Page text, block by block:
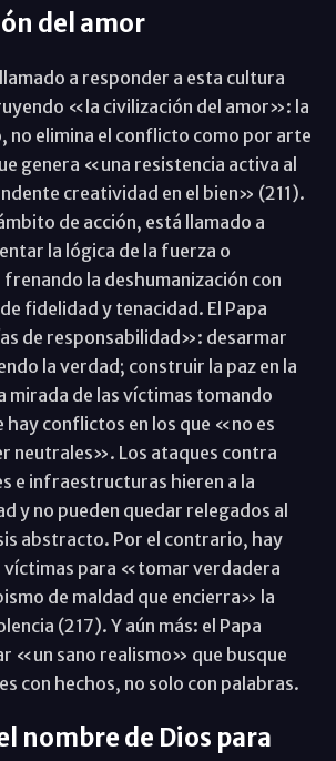
del amor
a responder a esta cultura
«la civilización del amor»: la
no elimina el conflicto como por arte
genera «una resistencia activa al
creatividad en el bien» (211).
de acción, está llamado a
la lógica de la fuerza o
la deshumanización con
fidelidad y tenacidad. El Papa
de responsabilidad»: desarmar
la verdad; construir la paz en la
mirada de las víctimas tomando
hay conflictos en los que «no es
neutrales». Los ataques contra
e infraestructuras hieren a la
y no pueden quedar relegados al
abstracto. Por el contrario, hay
víctimas para «tomar verdadera
de maldad que encierra» la
(217). Y aún más: el Papa
«un sano realismo» que busque
con hechos, no solo con palabras.
nombre de Dios para